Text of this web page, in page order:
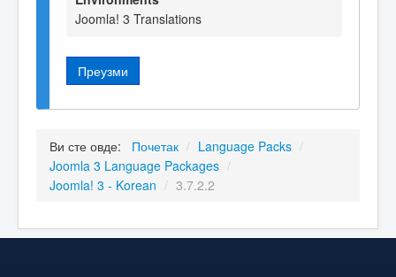
Joomla! 3 Translations
Преузми
Ви сте овде: Почетак / Language Packs /
Joomla 3 Language Packages /
Joomla! 3 - Korean / 3.7.2.2